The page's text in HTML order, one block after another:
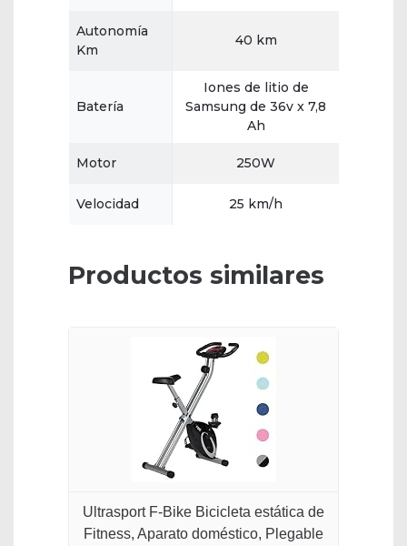
Autonomía
Km
40 km
Batería
Iones de litio de
Samsung de 36v x 7,8
Ah
Motor 250W
Velocidad 25 km/h
Productos similares
Ultrasport F-Bike Bicicleta estática de
Fitness, Aparato doméstico, Plegable